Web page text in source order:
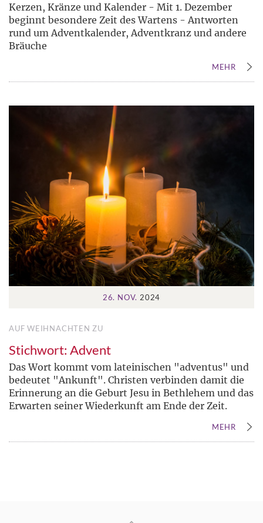
Kerzen, Kränze und Kalender - Mit 1. Dezember
beginnt besondere Zeit des Wartens - Antworten
rund um Adventkalender, Adventkranz und andere
Bräuche
MEHR
26. NOV. 2024
AUF WEIHNACHTEN ZU
Stichwort: Advent
Das Wort kommt vom lateinischen "adventus" und
bedeutet "Ankunft". Christen verbinden damit die
Erinnerung an die Geburt Jesu in Bethlehem und das
Erwarten seiner Wiederkunft am Ende der Zeit.
MEHR